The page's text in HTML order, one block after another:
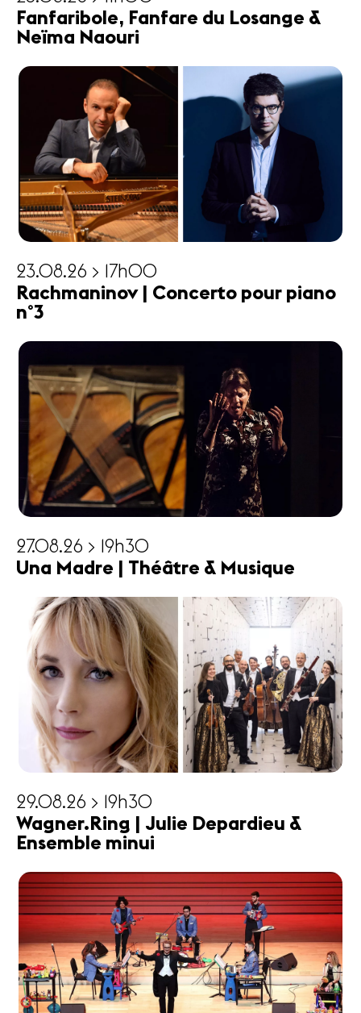
Fanfaribole, Fanfare du Losange &
Neïma Naouri
23.08.26 > 17h00
Rachmaninov | Concerto pour piano
n°3
27.08.26 > 19h30
Una Madre | Théâtre & Musique
29.08.26 > 19h30
Wagner.Ring | Julie Depardieu &
Ensemble minui